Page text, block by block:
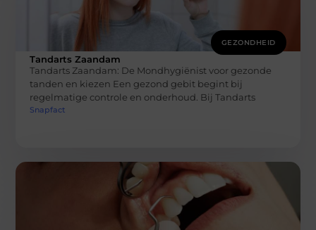
GEZONDHEID
Tandarts Zaandam
Tandarts Zaandam: De Mondhygiënist voor gezonde
tanden en kiezen Een gezond gebit begint bij
regelmatige controle en onderhoud. Bij Tandarts
Snapfact